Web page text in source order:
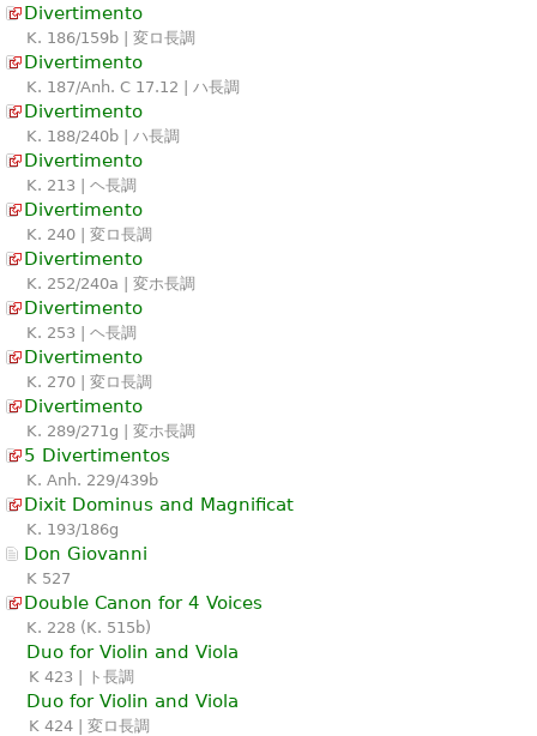
Divertimento
K. 186/159b | 変ロ長調
Divertimento
K. 187/Anh. C 17.12 | ハ長調
Divertimento
K. 188/240b | ハ長調
Divertimento
K. 213 | ヘ長調
Divertimento
K. 240 | 変ロ長調
Divertimento
K. 252/240a | 変ホ長調
Divertimento
K. 253 | ヘ長調
Divertimento
K. 270 | 変ロ長調
Divertimento
K. 289/271g | 変ホ長調
5 Divertimentos
K. Anh. 229/439b
Dixit Dominus and Magnificat
K. 193/186g
Don Giovanni
K 527
Double Canon for 4 Voices
K. 228 (K. 515b)
Duo for Violin and Viola
K 423 | ト長調
Duo for Violin and Viola
K 424 | 変ロ長調